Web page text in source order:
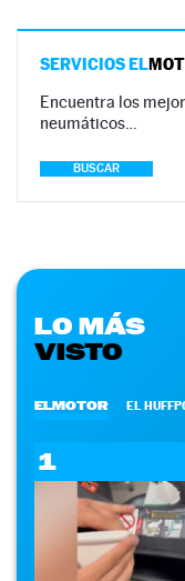
SERVICIOS EL
Encuentra los
neumáticos…
BUSCAR
LO MÁS
VISTO
ELMOTOR EL
1